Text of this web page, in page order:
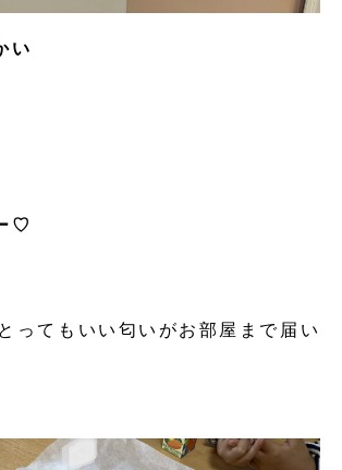
い
♡
ってもいい匂いがお部屋まで届い